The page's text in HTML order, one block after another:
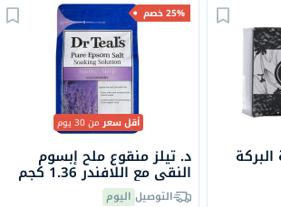
25% خصم
أقل سعرمن 30 يوم
د. تيلز منقوع ملح إبسوم
النقي مع اللافندر 1.36 كجم
التوصيل اليوم